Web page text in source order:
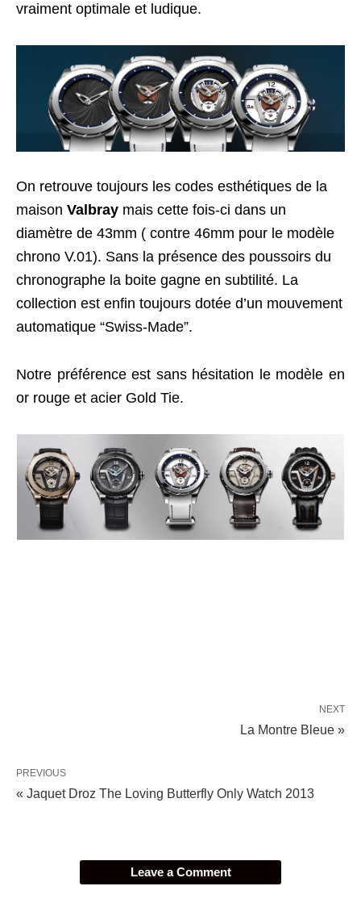
vraiment optimale et ludique.
On retrouve toujours les codes esthétiques de la
maison Valbray mais cette fois-ci dans un
diamètre de 43mm ( contre 46mm pour le modèle
chrono V.01). Sans la présence des poussoirs du
chronographe la boite gagne en subtilité. La
collection est enfin toujours dotée d’un mouvement
automatique “Swiss-Made”.
Notre préférence est sans hésitation le modèle en
or rouge et acier Gold Tie.
NEXT
La Montre Bleue »
PREVIOUS
« Jaquet Droz The Loving Butterfly Only Watch 2013
Leave a Comment